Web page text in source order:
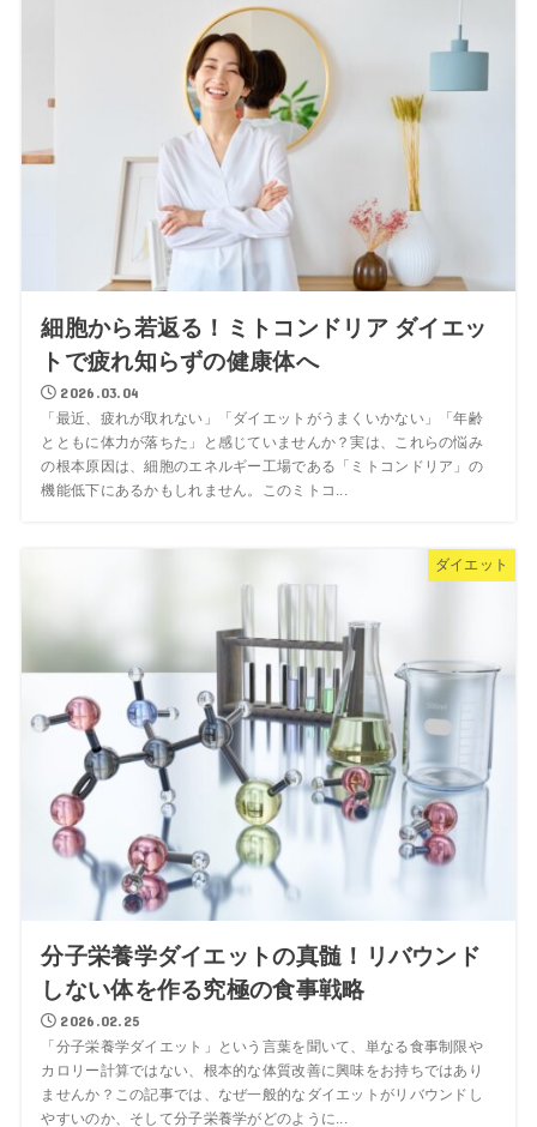
細胞から若返る！ミトコンドリア ダイエッ
トで疲れ知らずの健康体へ
2026.03.04
「最近、疲れが取れない」「ダイエットがうまくいかない」「年齢
とともに体力が落ちた」と感じていませんか？実は、これらの悩み
の根本原因は、細胞のエネルギー工場である「ミトコンドリア」の
機能低下にあるかもしれません。このミトコ...
ダイエット
分子栄養学ダイエットの真髄！リバウンド
しない体を作る究極の食事戦略
2026.02.25
「分子栄養学ダイエット」という言葉を聞いて、単なる食事制限や
カロリー計算ではない、根本的な体質改善に興味をお持ちではあり
ませんか？この記事では、なぜ一般的なダイエットがリバウンドし
やすいのか、そして分子栄養学がどのように...